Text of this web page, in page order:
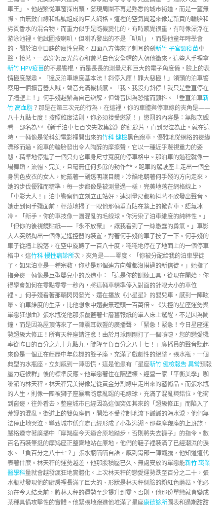
車王」。他趕緊從車窗探出頭，發現周圍不再是熟悉的城市街道，而是一望無
際、由無數白線和編號組成的巨大網格。這裡的空氣聞起來像是新買的輪胎和
劣質香水的混合物，而重力似乎是隨機變化的，有時感覺很重，有時像漂浮在
游泳池裡。他試圖按喇叭，但喇叭發出的不是「叭叭」，而是他童年時學會
的、關於泊車口訣的魔性兒歌。四面八方傳來了刺耳的剎新竹 子宮頸疫苗車
聲，接著，一群穿著反光背心和戴著白色安全帽的人朝他衝來。這些人手裡拿
新竹 HPV疫苗的不是警棍，而是長長的測量尺和巨大的電子角度儀，臉上的表
情極度嚴肅。「違反泊車維度基本法！斜停入庫！罪大惡極！」領頭的泊車警
察用一個擴音器大喊，聲音充滿機械感。「我、我沒有斜停！我只是垂直停在
了牆壁上！」何手殘趕緊為自己辯解，但聲音因為恐懼而顫抖。「垂直泊車新
竹 高血脂？那是在第三次元的行為，在這裡，你的車體與停車線的夾角是——
八十九點七度！按照維度法則，你必須接受懲罰！」懲罰的內容是：無限次觀
看一部名為**《新手泊車七百次失敗集錦》的紀錄片，直到哭泣為止。就在這
時，一輛像是從科幻電影裡開出來的竹科 健檢黑色跑車，優雅地從網格的邊緣
漂移而過。跑車的輪胎發出令人陶醉的摩擦聲，它以一種近乎蔑視重力的姿
態，精準地停進了一個只有它車身尺寸寬度的停車格中。那泊車的過程就像一
場舞蹈，流暢、完美，且毫無任何多餘的動作**。跑車的駕駛座上走出一個全
身黑色皮衣的女人，她戴著一副透明護目鏡，冷酷地朝著何手殘的方向走來。
她的步伐優雅而精準，每一步都像是被測量過一樣，完美地落在網格線上。
「車影大人！」泊車警察們立刻立正站好，連測量尺都顫抖著不敢發出聲音。
她走到何手殘面前，輕蔑地掃了一眼他那輛垂直貼在牆上的掀背車，語氣冰
冷。「新手，你的車技像一團混亂的毛線球。你污染了泊車維度的純粹性。」
「但你的後視鏡貼紙——『永不放棄』，讓我看到了一絲愚蠢的勇氣。」車影
大人突然掏出一個像是遙控器的裝置，對著何手殘的車子按了一下。何手殘的
車子從牆上脫落，在空中旋轉了一百八十度，穩穩地停在了地面上的一個停車
格中。這竹科 慢性病診所次，夾角是——零度。「你被分配給我的泊車學徒
了。如果泊車是一種宗教，你就是那個連方向盤都沒摸過的新信徒。」她指了
指旁邊一輛像是巨型嬰兒車的改造車：「這是你的訓練工具，從現在開始，你
得學會如何在零點零零一秒內，將這輛車精準停入對面的針眼大小的車位
裡。」何手殘看著那輛閃閃發光、還在播放《小星星》的嬰兒車，感到一陣眩
暈。泊車維度的生活，比他想象中還要無理頭一百萬倍。《失控的星座運勢與
單戀狂想曲》張水瓶從他那張覆蓋著七層舊報紙的單人床上驚醒，不是因為鬧
鐘，而是因為屋頂傳來了一陣震耳欲聾的廣播聲。「緊急！緊急！今日星座運
勢超級大修正！所有天秤座請注意！由於月球剛剛打了一個噴嚏，您的戀愛機
率從昨日的百分之九十九點九，陡降至負百分之八十七！」廣播員的聲音聽起
來像是一個正在經歷中年危機的雙子座，充滿了戲劇性的絕望。張水瓶，一個
典型的水瓶座，立刻感到一陣恐慌，這是他患有「星座新竹 健檢報告 異常預報
壓力症候群」後的標準反應。他單戀著住在隔壁棟、經營一家「平衡美學」咖
啡館的林天秤。林天秤完美得像是從黃金分割線中走出來的藝術品。而張水瓶
的人生，則像一團被獅子座暴君隨意亂踢的毛線球，充滿了混亂與錯位。他衝
到窗邊，往外看去。整座城市已經因為這個突如其來的「超級修正」而陷入了
荒謬的混亂。街道上的雙魚座們，開始不受控制地流下鹹鹹的海水淚，他們無
法停止地哭泣，導致城市低窪處已經形成了小型潟湖。那些摩羯座的上班族，
嚴格遵守著廣播中「摩羯座今天適合原地踏步，否則將失去襪子」的指令。數
百名西裝筆挺的摩羯座正整齊地站在原地，他們的鞋子裡裝滿了已經潮濕的淚
水。「負百分之八十七？」張水瓶喃喃自語，感到胃部一陣翻騰，他知道這代
表著什麼。林天秤的運勢越差，他那股積壓已久、無處安放的單戀能新竹 職業
醫學科量就會越發瘋狂地實體化。上次林天秤的戀愛運勢跌至百分之二十，張
水瓶就發現他的廚房裡長滿了巨大的、形狀是林天秤側臉的粉紅色蘑菇。他必
須在今天結束前，將林天秤的運勢至少提升到零。否則，他那份單戀就會變成
某種具備攻擊性的實體。他緊張地跑進他堆滿了星座康德診所圖表和過期甜甜